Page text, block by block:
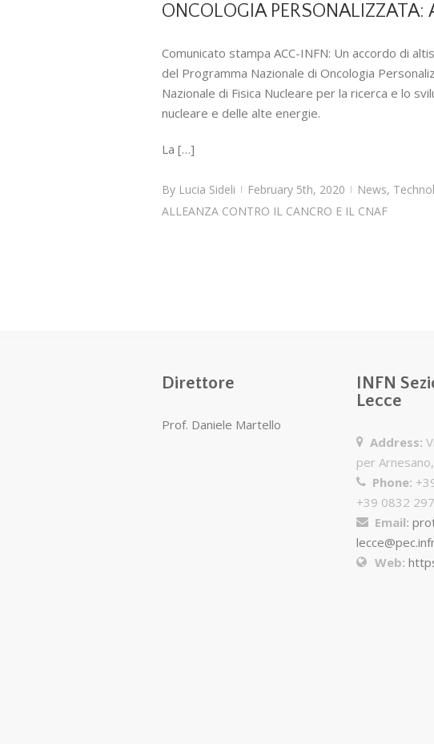
ONCOLOGIA
Comunicato stampa ACC-INFN: Un accordo di
del Programma Nazionale di Oncologia
Nazionale di Fisica Nucleare per la ricerca e lo
nucleare e delle alte energie.
La […]
By Lucia Sideli | February 5th, 2020 | News,
ALLEANZA CONTRO IL CANCRO E IL CNAF
Direttore
Prof. Daniele Martello
INFN
Lecce
Address:
per
Phone:
+39 0832
Email:
Web: